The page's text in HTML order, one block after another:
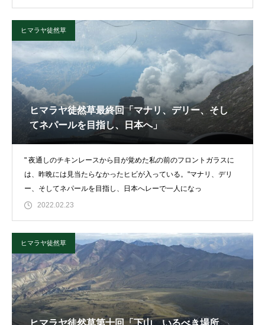
ヒマラヤ徒然草
ヒマラヤ徒然草最終回「マナリ、デリー、そし
てネパールを目指し、日本へ」
" 夜通しのチキンレースから目が覚めた私の前のフロントガラスに
は、昨晩には見当たらなかったヒビが入っている。"マナリ、デリ
ー、そしてネパールを目指し、日本へレーで一人になっ
2022.02.23
ヒマラヤ徒然草
ヒマラヤ徒然草第十回「下山、いるべき場所